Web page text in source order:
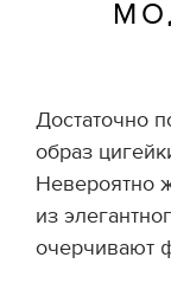
Достаточно
образ
Невероятно
из
очерчивают